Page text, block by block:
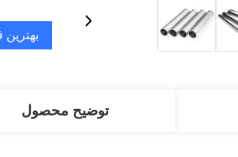
توضیح محصول